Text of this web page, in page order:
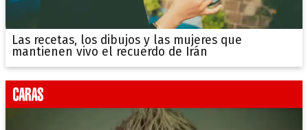
Las recetas, los dibujos y las mujeres que
mantienen vivo el recuerdo de Irán